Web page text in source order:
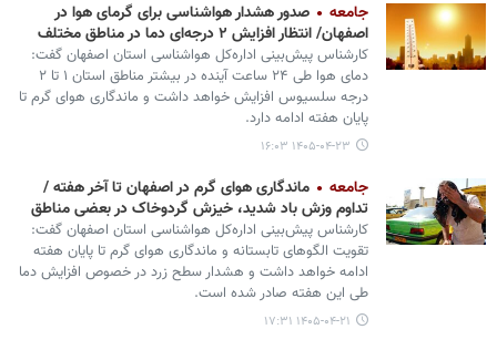
جامعه
صدور هشدار هواشناسی برای گرمای هوا در
اصفهان/ انتظار افزایش ۲ درجه‌ای دما در مناطق مختلف
کارشناس پیش‌بینی اداره‌کل هواشناسی استان اصفهان گفت:
دمای هوا طی ۲۴ ساعت آینده در بیشتر مناطق استان ۱ تا ۲
درجه سلسیوس افزایش خواهد داشت و ماندگاری هوای گرم تا
پایان هفته ادامه دارد.
۱۴۰۵-۰۴-۲۳ ۱۶:۰۳
جامعه
ماندگاری هوای گرم در اصفهان تا آخر هفته /
تداوم وزش باد شدید، خیزش گردوخاک در بعضی مناطق
کارشناس پیش‌بینی اداره‌کل هواشناسی استان اصفهان گفت:
تقویت الگوهای تابستانه و ماندگاری هوای گرم تا پایان هفته
ادامه خواهد داشت و هشدار سطح زرد در خصوص افزایش دما
طی این هفته صادر شده است.
۱۴۰۵-۰۴-۲۱ ۱۷:۳۱